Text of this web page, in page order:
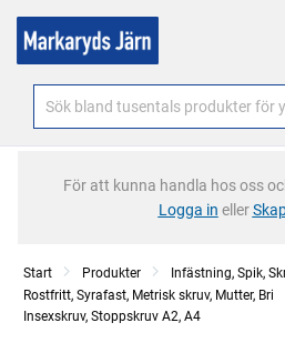
För att kunna handla hos oss
Logga in eller
Start Produkter
Infästning, Spik,
Rostfritt, Syrafast, Metrisk skruv, Mutter, Bri
Insexskruv, Stoppskruv A2, A4